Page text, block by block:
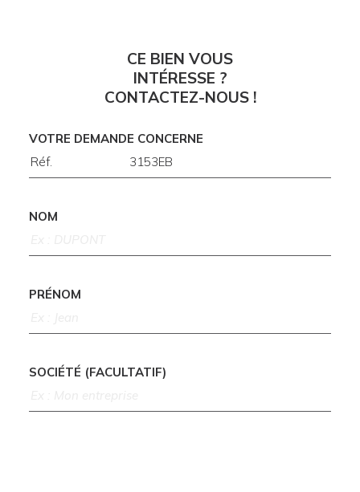
CE BIEN VOUS
INTÉRESSE ?
CONTACTEZ-NOUS !
VOTRE DEMANDE CONCERNE
NOM
PRÉNOM
SOCIÉTÉ (FACULTATIF)